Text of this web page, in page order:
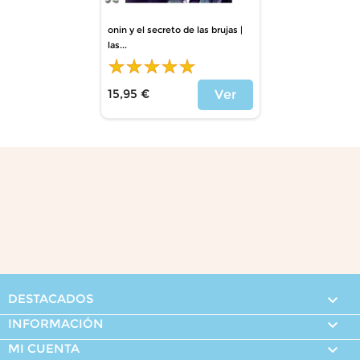
onin y el secreto de las brujas |
las...
15,95 €
Ver
DESTACADOS 
INFORMACIÓN 
MI CUENTA 